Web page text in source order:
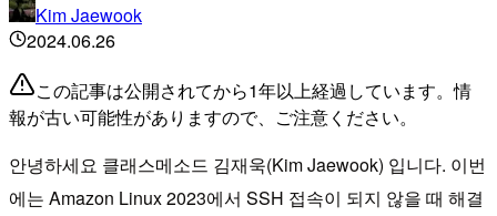
Kim Jaewook
2024.06.26
この記事は公開されてから1年以上経過しています。情
報が古い可能性がありますので、ご注意ください。
안녕하세요 클래스메소드 김재욱(Kim Jaewook) 입니다. 이번
에는 Amazon Linux 2023에서 SSH 접속이 되지 않을 때 해결